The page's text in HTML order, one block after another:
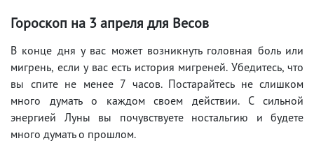
Гороскоп на 3 апреля для Весов
В конце дня у вас может возникнуть головная боль или
мигрень, если у вас есть история мигреней. Убедитесь, что
вы спите не менее 7 часов. Постарайтесь не слишком
много думать о каждом своем действии. С сильной
энергией Луны вы почувствуете ностальгию и будете
много думать о прошлом.